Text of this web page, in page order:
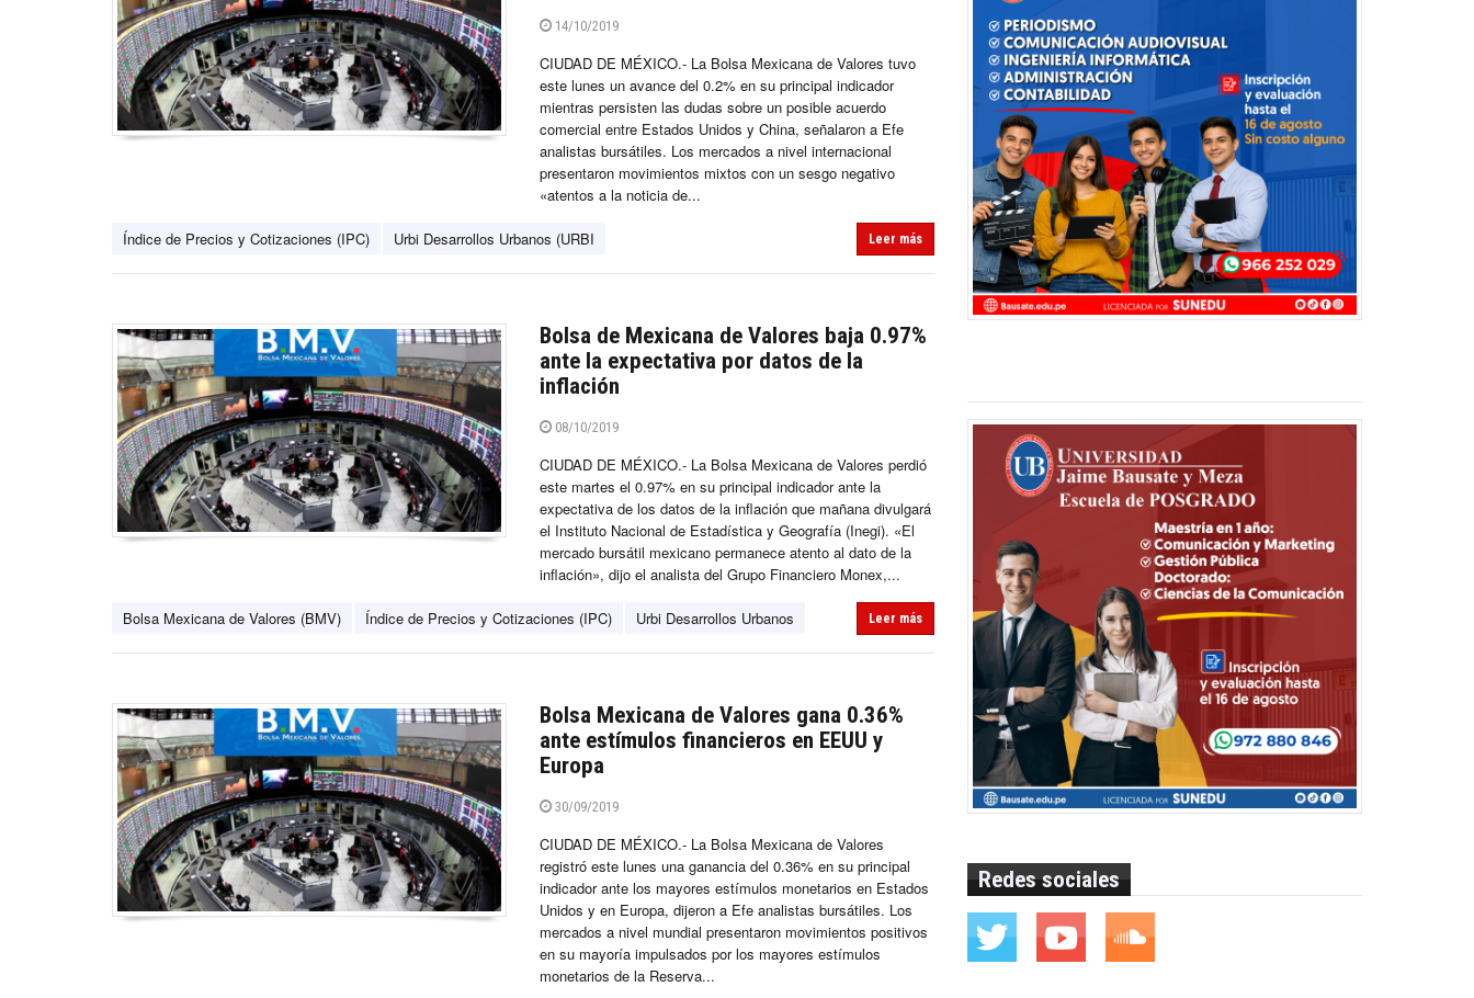
14/10/2019
CIUDAD DE MÉXICO.- La Bolsa Mexicana de Valores tuvo
este lunes un avance del 0.2% en su principal indicador
mientras persisten las dudas sobre un posible acuerdo
comercial entre Estados Unidos y China, señalaron a Efe
analistas bursátiles. Los mercados a nivel internacional
presentaron movimientos mixtos con un sesgo negativo
«atentos a la noticia de...
Índice de Precios y Cotizaciones (IPC) Urbi Desarrollos Urbanos (URBI Leer más
Bolsa de Mexicana de Valores baja 0.97%
ante la expectativa por datos de la
inflación
08/10/2019
CIUDAD DE MÉXICO.- La Bolsa Mexicana de Valores perdió
este martes el 0.97% en su principal indicador ante la
expectativa de los datos de la inflación que mañana divulgará
el Instituto Nacional de Estadística y Geografía (Inegi). «El
mercado bursátil mexicano permanece atento al dato de la
inflación», dijo el analista del Grupo Financiero Monex,...
Bolsa Mexicana de Valores (BMV) Índice de Precios y Cotizaciones (IPC) Urbi Desarrollos Urbanos Leer más
Bolsa Mexicana de Valores gana 0.36%
ante estímulos financieros en EEUU y
Europa
30/09/2019
CIUDAD DE MÉXICO.- La Bolsa Mexicana de Valores
registró este lunes una ganancia del 0.36% en su principal
indicador ante los mayores estímulos monetarios en Estados
Unidos y en Europa, dijeron a Efe analistas bursátiles. Los
mercados a nivel mundial presentaron movimientos positivos
en su mayoría impulsados por los mayores estímulos
monetarios de la Reserva...
Redes sociales